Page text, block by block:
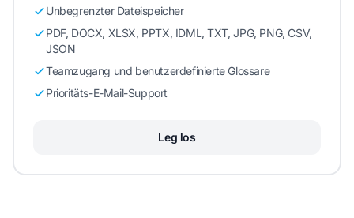
Unbegrenzter Dateispeicher
PDF, DOCX, XLSX, PPTX, IDML, TXT, JPG, PNG, CSV,
JSON
Teamzugang und benutzerdefinierte Glossare
Prioritäts-E-Mail-Support
Leg los